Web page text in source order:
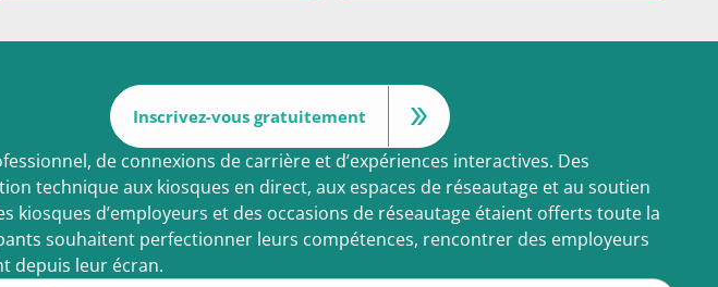
Inscrivez-vous gratuitement
de connexions de carrière et d’expériences interactives. Des
technique aux kiosques en direct, aux espaces de réseautage et au soutien
kiosques d’employeurs et des occasions de réseautage étaient offerts toute la
souhaitent perfectionner leurs compétences, rencontrer des employeurs
depuis leur écran.